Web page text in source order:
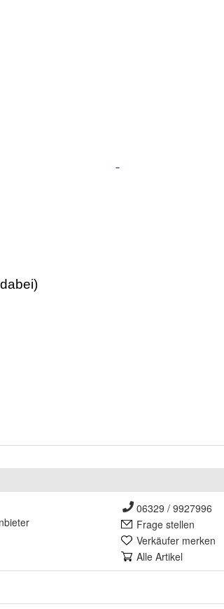
06329 / 9927996
Frage stellen
Verkäufer merken
Alle Artikel